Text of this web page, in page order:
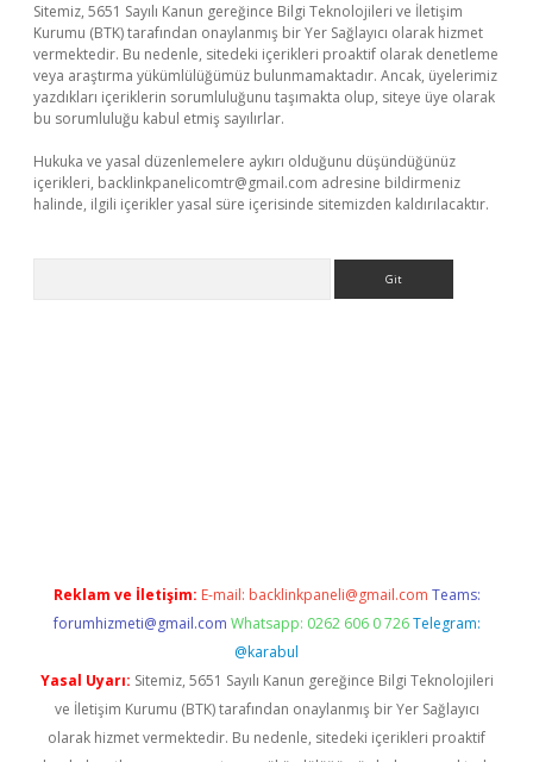
Sitemiz, 5651 Sayılı Kanun gereğince Bilgi Teknolojileri ve İletişim
Kurumu (BTK) tarafından onaylanmış bir Yer Sağlayıcı olarak hizmet
vermektedir. Bu nedenle, sitedeki içerikleri proaktif olarak denetleme
veya araştırma yükümlülüğümüz bulunmamaktadır. Ancak, üyelerimiz
yazdıkları içeriklerin sorumluluğunu taşımakta olup, siteye üye olarak
bu sorumluluğu kabul etmiş sayılırlar.
Hukuka ve yasal düzenlemelere aykırı olduğunu düşündüğünüz
içerikleri, backlinkpanelicomtr@gmail.com adresine bildirmeniz
halinde, ilgili içerikler yasal süre içerisinde sitemizden kaldırılacaktır.
Reklam ve İletişim: E-mail: backlinkpaneli@gmail.com Teams:
forumhizmeti@gmail.com Whatsapp: 0262 606 0 726 Telegram:
@karabul
Yasal Uyarı: Sitemiz, 5651 Sayılı Kanun gereğince Bilgi Teknolojileri
ve İletişim Kurumu (BTK) tarafından onaylanmış bir Yer Sağlayıcı
olarak hizmet vermektedir. Bu nedenle, sitedeki içerikleri proaktif